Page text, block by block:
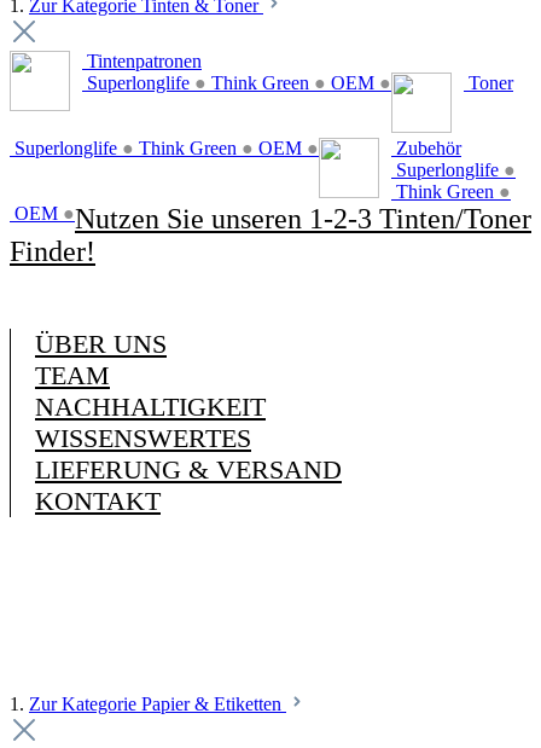
1. Zur Kategorie Tinten & Toner
Tintenpatronen
Superlonglife ● Think Green ● OEM ● Toner
Superlonglife ● Think Green ● OEM ●
Zubehör
Superlonglife ●
Think Green ●
OEM ●Nutzen Sie unseren 1-2-3 Tinten/Toner
Finder!
ÜBER UNS
TEAM
NACHHALTIGKEIT
WISSENSWERTES
LIEFERUNG & VERSAND
KONTAKT
1. Zur Kategorie Papier & Etiketten